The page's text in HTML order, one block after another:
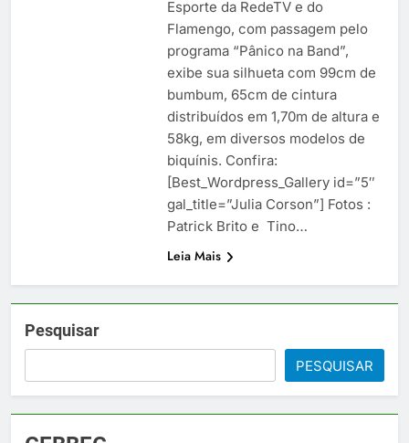
Esporte da RedeTV e do
Flamengo, com passagem pelo
programa “Pânico na Band”,
exibe sua silhueta com 99cm de
bumbum, 65cm de cintura
distribuídos em 1,70m de altura e
58kg, em diversos modelos de
biquínis. Confira:
[Best_Wordpress_Gallery id=”5″
gal_title=”Julia Corson”] Fotos :
Patrick Brito e Tino…
Leia Mais
Pesquisar
PESQUISAR